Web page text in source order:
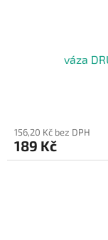
váza
156,20 Kč bez DPH
189 Kč